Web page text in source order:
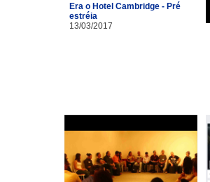
Era o Hotel Cambridge - Pré
estréia
13/03/2017